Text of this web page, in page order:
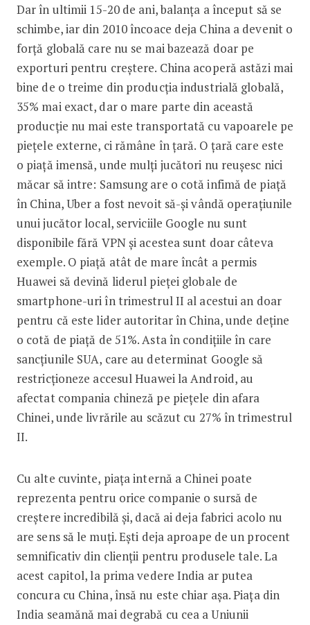
Dar în ultimii 15-20 de ani, balanța a început să se
schimbe, iar din 2010 încoace deja China a devenit o
forță globală care nu se mai bazează doar pe
exporturi pentru creștere. China acoperă astăzi mai
bine de o treime din producția industrială globală,
35% mai exact, dar o mare parte din această
producție nu mai este transportată cu vapoarele pe
piețele externe, ci rămâne în țară. O țară care este
o piață imensă, unde mulți jucători nu reușesc nici
măcar să intre: Samsung are o cotă infimă de piață
în China, Uber a fost nevoit să-și vândă operațiunile
unui jucător local, serviciile Google nu sunt
disponibile fără VPN și acestea sunt doar câteva
exemple. O piață atât de mare încât a permis
Huawei să devină liderul pieței globale de
smartpho­ne-uri în trimestrul II al acestui an doar
pentru că este lider autoritar în China, unde deține
o cotă de piață de 51%. Asta în condițiile în care
sancțiunile SUA, care au determinat Google să
restricționeze accesul Huawei la Android, au
afectat compania chineză pe piețele din afara
Chinei, unde livrările au scăzut cu 27% în trimestrul
II.
Cu alte cuvinte, piața internă a Chinei poate
reprezenta pentru orice companie o sursă de
creștere incredibilă și, dacă ai deja fabrici acolo nu
are sens să le muți. Ești deja aproape de un procent
semnificativ din clienții pentru produsele tale. La
acest capitol, la prima vedere India ar putea
concura cu China, însă nu este chiar așa. Piața din
India seamănă mai degrabă cu cea a Uniunii